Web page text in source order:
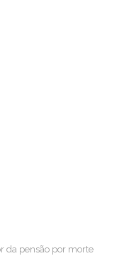
da pensão por morte